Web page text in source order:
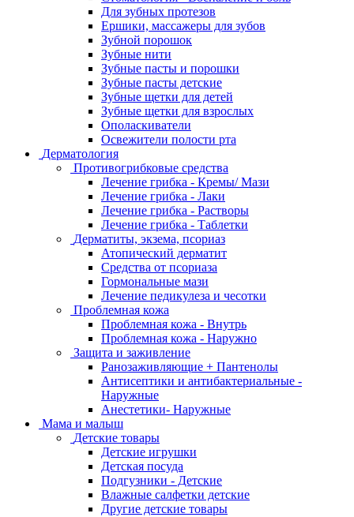
Для зубных протезов
Ершики, массажеры для зубов
Зубной порошок
Зубные нити
Зубные пасты и порошки
Зубные пасты детские
Зубные щетки для детей
Зубные щетки для взрослых
Ополаскиватели
Освежители полости рта
Дерматология
Противогрибковые средства
Лечение грибка - Кремы/ Мази
Лечение грибка - Лаки
Лечение грибка - Растворы
Лечение грибка - Таблетки
Дерматиты, экзема, псориаз
Атопический дерматит
Средства от псориаза
Гормональные мази
Лечение педикулеза и чесотки
Проблемная кожа
Проблемная кожа - Внутрь
Проблемная кожа - Наружно
Защита и заживление
Ранозаживляющие + Пантенолы
Антисептики и антибактериальные -
Наружные
Анестетики- Наружные
Мама и малыш
Детские товары
Детские игрушки
Детская посуда
Подгузники - Детские
Влажные салфетки детские
Другие детские товары